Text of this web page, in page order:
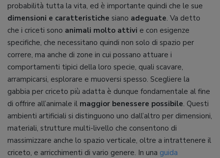
probabilità tutta la vita, ed è importante quindi che le sue
dimensioni e caratteristiche siano adeguate. Va detto
che i criceti sono animali molto attivi e con esigenze
specifiche, che necessitano quindi non solo di spazio per
correre, ma anche di zone in cui possano attuare i
comportamenti tipici della loro specie, quali scavare,
arrampicarsi, esplorare e muoversi spesso. Scegliere la
gabbia per criceto più adatta è dunque fondamentale al fine
di offrire all’animale il maggior benessere possibile. Questi
ambienti artificiali si distinguono uno dall’altro per dimensioni,
materiali, strutture multi-livello che consentono di
massimizzare anche lo spazio verticale, oltre a intrattenere il
criceto, e arricchimenti di vario genere. In una guida